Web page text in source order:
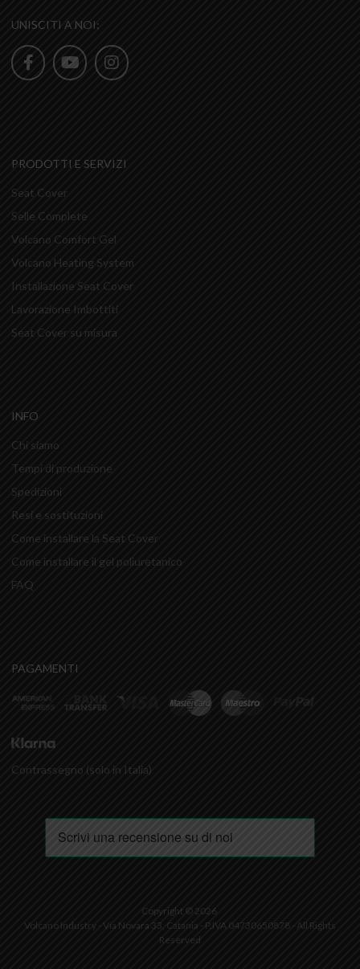
UNISCITI A NOI:
PRODOTTI E SERVIZI
Seat Cover
Selle Complete
Volcano Comfort Gel
Volcano Heating System
Installazione Seat Cover
Lavorazione Imbottiti
Seat Cover su misura
INFO
Chi siamo
Tempi di produzione
Spedizioni
Resi e sostituzioni
Come installare la Seat Cover
Come installare il gel poliuretanico
FAQ
PAGAMENTI
Contrassegno (solo in Italia)
Copyright © 2026
Volcano Industry - Via Novara 33, Catania - P.IVA 04730650878 - All Rights
Reserved